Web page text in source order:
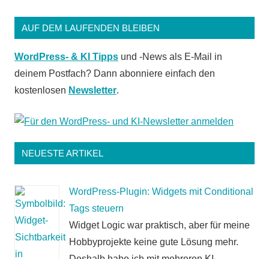
AUF DEM LAUFENDEN BLEIBEN
WordPress- & KI Tipps und -News als E-Mail in
deinem Postfach? Dann abonniere einfach den
kostenlosen Newsletter.
NEUESTE ARTIKEL
WordPress-Plugin: Widgets mit Conditional
Tags steuern
Widget Logic war praktisch, aber für meine
Hobbyprojekte keine gute Lösung mehr.